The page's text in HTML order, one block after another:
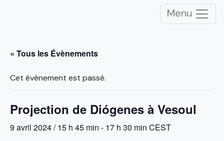
Menu
« Tous les Évènements
Cet évènement est passé.
Projection de Diógenes à Vesoul
9 avril 2024 / 15 h 45 min - 17 h 30 min CEST